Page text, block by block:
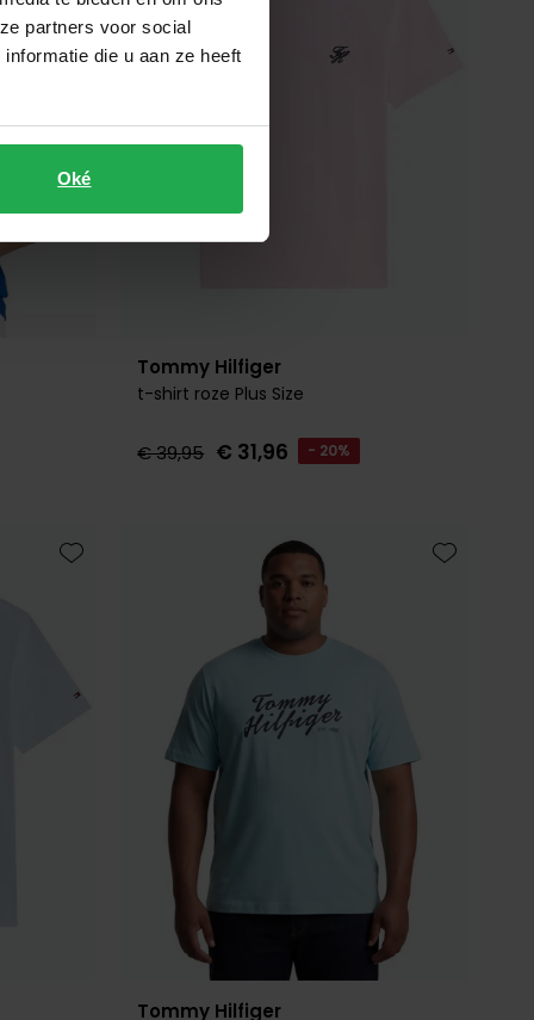
partners voor social
die u aan ze heeft
Oké
Tommy Hilfiger
t-shirt roze Plus Size
€ 39,95 € 31,96 - 20%
Toevoegen aan favorieten
Tommy Hilfiger